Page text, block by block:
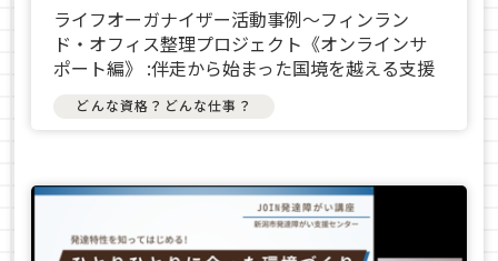
ライフオーガナイザー活動事例〜フィンラン
ド・オフィス整理プロジェクト《オンラインサ
ポート編》 :伴走から始まった国境を越える支援
どんな資格？どんな仕事？